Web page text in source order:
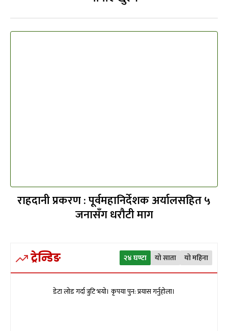
राहदानी प्रकरण : पूर्वमहानिर्देशक अर्यालसहित ५
जनासँग धरौटी माग
ट्रेन्डिङ २४ घण्टा यो साता यो महिना
डेटा लोड गर्दा त्रुटि भयो। कृपया पुन: प्रयास गर्नुहोला।